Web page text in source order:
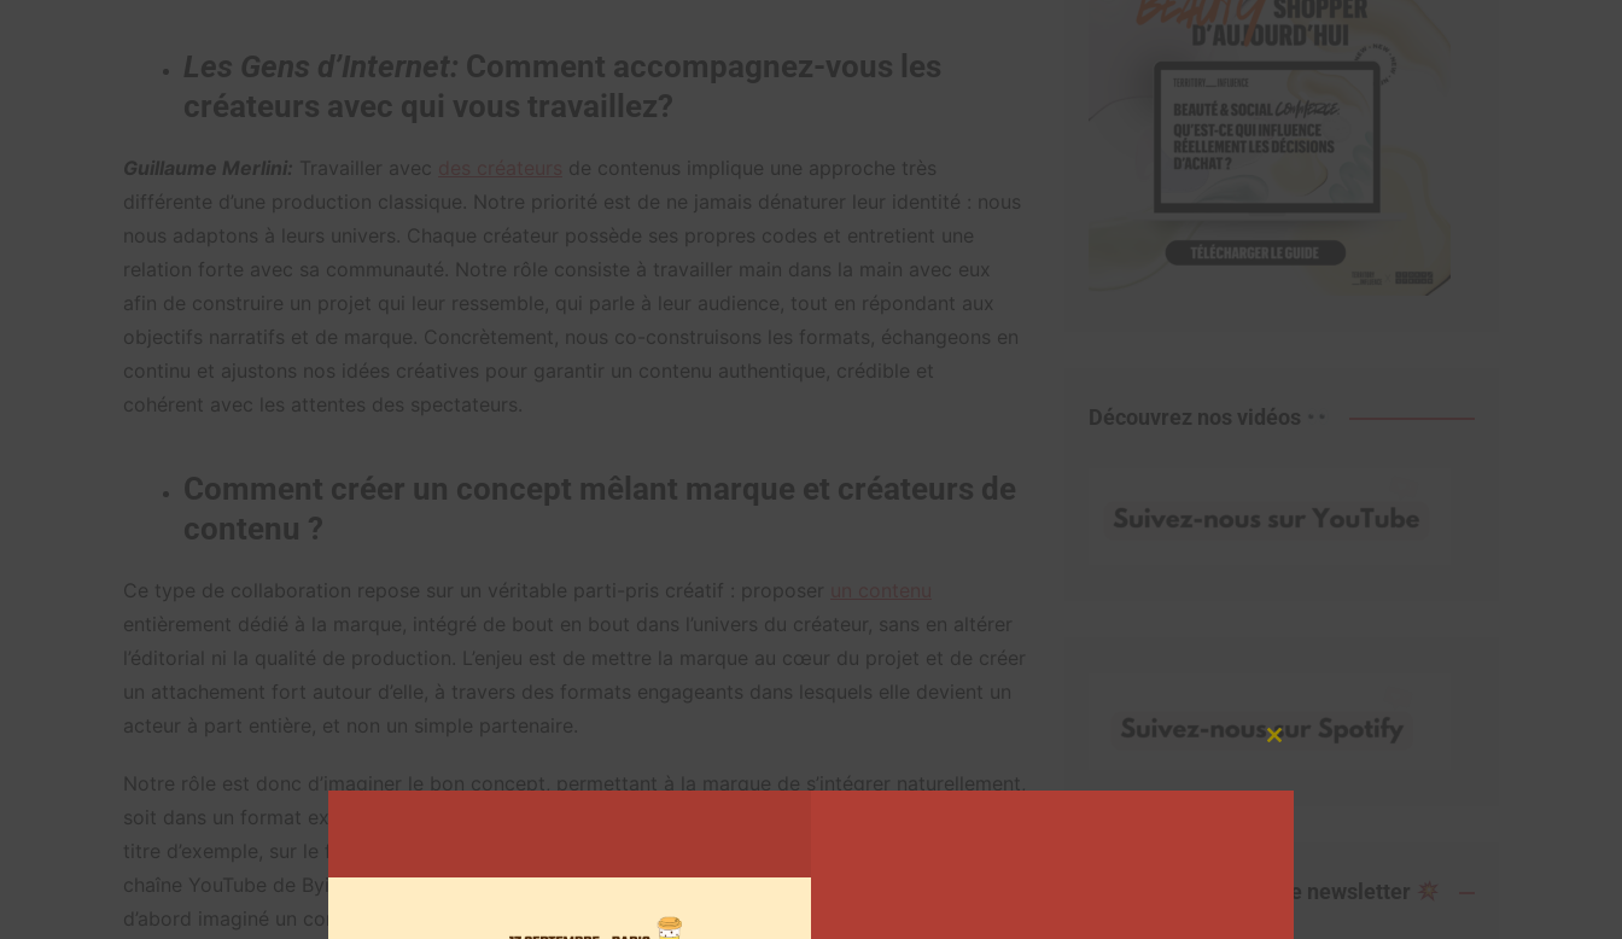
Les Gens d’Internet: Comment accompagnez-vous les
créateurs avec qui vous travaillez?
Guillaume Merlini: Travailler avec
de contenus implique une approche très
différente d’une production classique. Notre priorité est de ne jamais dénaturer leur identité : nous
nous adaptons à leurs univers. Chaque créateur possède ses propres codes et entretient une
relation forte avec sa communauté. Notre rôle consiste à travailler main dans la main avec eux
afin de construire un projet qui leur ressemble, qui parle à leur audience, tout en répondant aux
objectifs narratifs et de marque. Concrètement, nous co-construisons les formats, échangeons en
continu et ajustons nos idées créatives pour garantir un contenu authentique, crédible et
cohérent avec les attentes des spectateurs.
Comment créer un concept mêlant marque et créateurs de
contenu ?
Ce type de collaboration repose sur un véritable parti-pris créatif : proposer
entièrement dédié à la marque, intégré de bout en bout dans l’univers du créateur, sans en altérer
l’éditorial ni la qualité de production. L’enjeu est de mettre la marque au cœur du projet et de créer
un attachement fort autour d’elle, à travers des formats engageants dans lesquels elle devient un
acteur à part entière, et non un simple partenaire.
Notre rôle est donc d’imaginer le bon concept, permettant à la marque de s’intégrer naturellement,
soit dans un format existant du créateur, soit dans un contenu créé spécifiquement pour elle. À
titre d’exemple, sur le format
chaîne YouTube de Byilhan, en feat avec Inoxtag et en collaboration avec Deliveroo, nous avons
d’abord imaginé un concept capable de mettre la marque en valeur de manière divertissante et
Découvrez nos vidéos
Abonnez-vous à notre newsletter
module